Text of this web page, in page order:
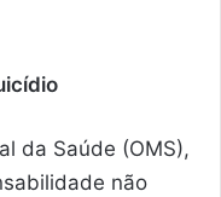
da Saúde (OMS),
não